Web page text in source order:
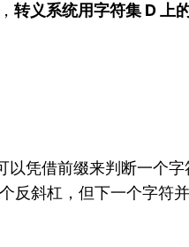
转义系统用字符集 D 上
以凭借前缀来判断一个
斜杠，但下一个字符